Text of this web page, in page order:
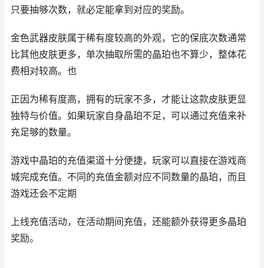
只要抽够次数，就必定能拿到对应的奖励。
金色武器皮肤属于稀有度较高的外观，它的保底次数通常
比其他皮肤更多，单次抽取所需的晶珀也不算少，整体花
费相对较高。也
正因为稀有度高，拥有的玩家不多，才能让这款皮肤更显
独特与价值。如果玩家自身晶珀不足，可以通过充值来补
充足够的数量。
游戏中晶珀的充值渠道十分便捷，玩家可以直接在游戏商
城完成充值。不同的充值金额对应不同数量的晶珀，而且
游戏还会不定期
上线充值活动，在活动期间充值，还能额外获得更多晶珀
奖励。